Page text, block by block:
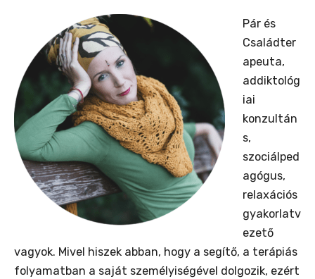
Pár és
Családter
apeuta,
addiktológ
iai
konzultán
s,
szociálped
agógus,
relaxációs
gyakorlatv
ezető
vagyok. Mivel hiszek abban, hogy a segítő, a terápiás
folyamatban a saját személyiségével dolgozik, ezért